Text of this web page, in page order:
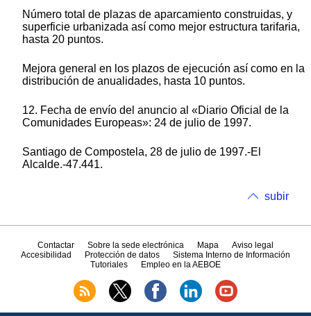
Número total de plazas de aparcamiento construidas, y
superficie urbanizada así como mejor estructura tarifaria,
hasta 20 puntos.
Mejora general en los plazos de ejecución así como en la
distribución de anualidades, hasta 10 puntos.
12. Fecha de envío del anuncio al «Diario Oficial de la
Comunidades Europeas»: 24 de julio de 1997.
Santiago de Compostela, 28 de julio de 1997.-El
Alcalde.-47.441.
subir
Contactar Sobre la sede electrónica Mapa
Aviso legal
Accesibilidad
Protección de datos
Sistema Interno de Información
Tutoriales
Empleo en la AEBOE